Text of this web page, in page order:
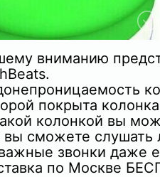
+
вниманию
покрыта
колонкой вы
вы сможете
звонки даже
по Москве